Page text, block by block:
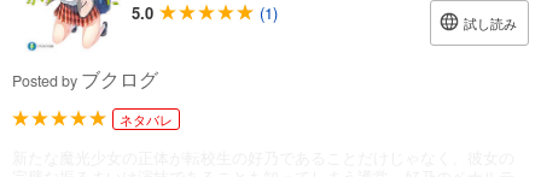
5.0
(1) 試し読み
Posted by ブクログ
ネタバレ